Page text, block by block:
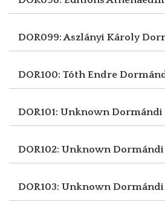
DOR099: Aszlányi Károly
DOR100: Tóth Endre
DOR101: UnknownDormándi
DOR102: UnknownDormándi
DOR103: UnknownDormándi